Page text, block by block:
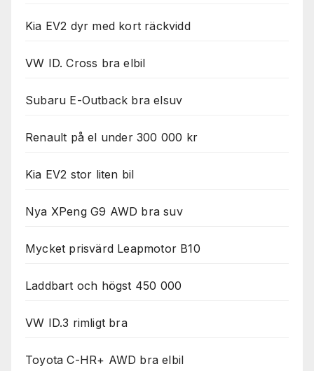
Kia EV2 dyr med kort räckvidd
VW ID. Cross bra elbil
Subaru E-Outback bra elsuv
Renault på el under 300 000 kr
Kia EV2 stor liten bil
Nya XPeng G9 AWD bra suv
Mycket prisvärd Leapmotor B10
Laddbart och högst 450 000
VW ID.3 rimligt bra
Toyota C-HR+ AWD bra elbil